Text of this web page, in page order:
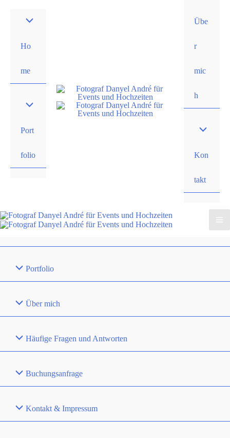
Ho
me
Port
folio
Übe
r
mic
h
Kon
takt
Portfolio
Über mich
Häufige Fragen und Antworten
Buchungsanfrage
Kontakt & Impressum